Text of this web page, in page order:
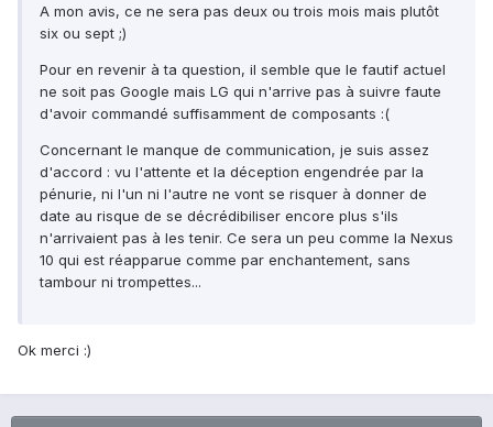
A mon avis, ce ne sera pas deux ou trois mois mais plutôt
six ou sept ;)
Pour en revenir à ta question, il semble que le fautif actuel
ne soit pas Google mais LG qui n'arrive pas à suivre faute
d'avoir commandé suffisamment de composants :(
Concernant le manque de communication, je suis assez
d'accord : vu l'attente et la déception engendrée par la
pénurie, ni l'un ni l'autre ne vont se risquer à donner de
date au risque de se décrédibiliser encore plus s'ils
n'arrivaient pas à les tenir. Ce sera un peu comme la Nexus
10 qui est réapparue comme par enchantement, sans
tambour ni trompettes...
Ok merci :)